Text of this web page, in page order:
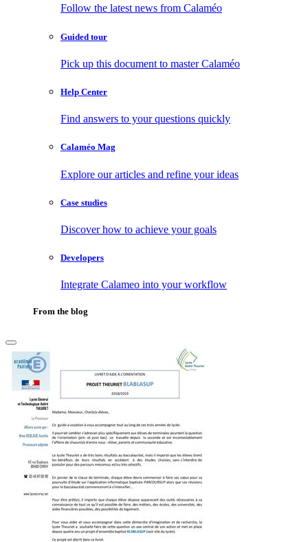
Follow the latest news from Calaméo
Guided tour
Pick up this document to master Calaméo
Help Center
Find answers to your questions quickly
Calaméo Mag
Explore our articles and refine your ideas
Case studies
Discover how to achieve your goals
Developers
Integrate Calameo into your workflow
From the blog